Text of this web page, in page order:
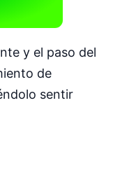
y el paso del
de
sentir